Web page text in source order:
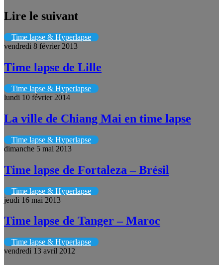
Lire le suivant
Time lapse & Hyperlapse
vendredi 8 février 2013
Time lapse de Lille
Time lapse & Hyperlapse
lundi 10 février 2014
La ville de Chiang Mai en time lapse
Time lapse & Hyperlapse
dimanche 5 mai 2013
Time lapse de Fortaleza – Brésil
Time lapse & Hyperlapse
jeudi 16 mai 2013
Time lapse de Tanger – Maroc
Time lapse & Hyperlapse
vendredi 13 avril 2012